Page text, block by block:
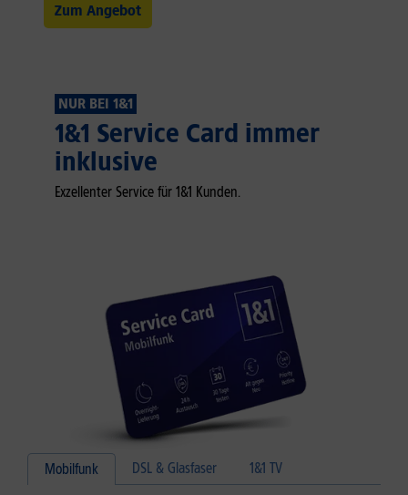
Zum Angebot
NUR BEI 1&1
1&1 Service Card immer
inklusive
Exzellenter Service für 1&1 Kunden.
Mobilfunk DSL & Glasfaser 1&1 TV